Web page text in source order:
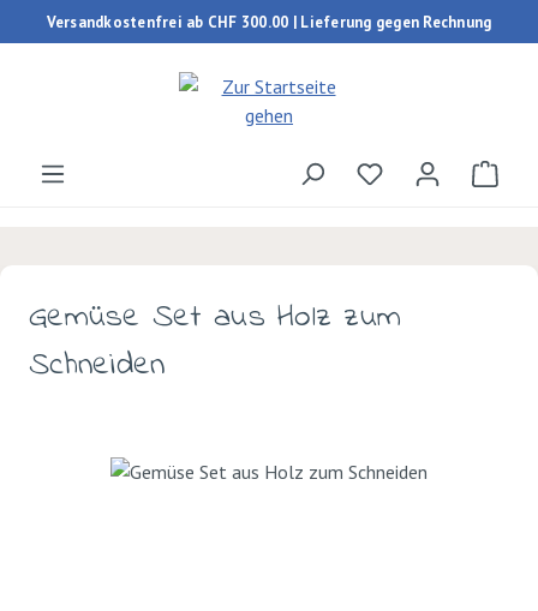
Zum Hauptinhalt springen
Versandkostenfrei ab CHF 300.00 | Lieferung gegen Rechnung
Du hast 0
Gemüse Set aus Holz zum
Schneiden
Bildergalerie überspringen